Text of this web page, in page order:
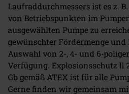
Laufraddurchmessers ist es z.
von Betriebspunkten im
ausgewählten Pumpe zu
gewünschter Fördermenge und
Auswahl von 2-, 4- und 6-
Verfügung. Explosionsschutz ll
Gb gemäß ATEX ist für alle
Gerne finden wir gemeinsam